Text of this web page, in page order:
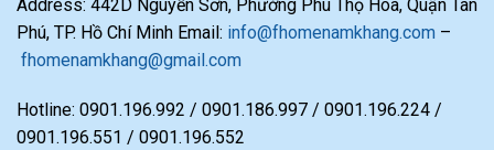
Address: 442D Nguyễn Sơn, Phường Phú Thọ Hoà, Quận Tân
Phú, TP. Hồ Chí Minh Email: info@fhomenamkhang.com –
fhomenamkhang@gmail.com
Hotline: 0901.196.992 / 0901.186.997 / 0901.196.224 /
0901.196.551 / 0901.196.552